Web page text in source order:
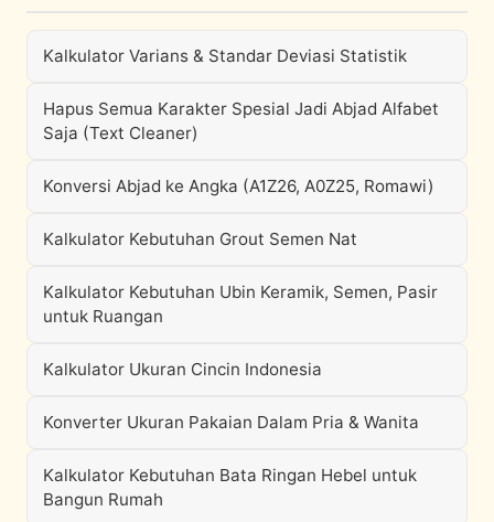
Kalkulator Varians & Standar Deviasi Statistik
Hapus Semua Karakter Spesial Jadi Abjad Alfabet
Saja (Text Cleaner)
Konversi Abjad ke Angka (A1Z26, A0Z25, Romawi)
Kalkulator Kebutuhan Grout Semen Nat
Kalkulator Kebutuhan Ubin Keramik, Semen, Pasir
untuk Ruangan
Kalkulator Ukuran Cincin Indonesia
Konverter Ukuran Pakaian Dalam Pria & Wanita
Kalkulator Kebutuhan Bata Ringan Hebel untuk
Bangun Rumah